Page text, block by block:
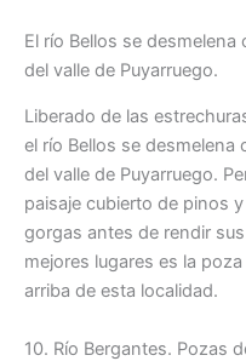
El río Bellos se
del valle de Puyarruego.
Liberado de las
el río Bellos se desmelena
del valle de Puyarruego.
paisaje cubierto de pinos
gorgas antes de rendir
mejores lugares es la
arriba de esta localidad.
10. Río Bergantes. Pozas